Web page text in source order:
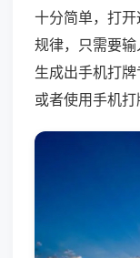
十分简单，打
规律，只需要
生成出手机打
或者使用手机打